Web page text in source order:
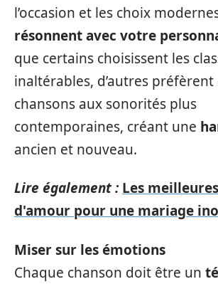
l’occasion et les choix
résonnent avec votre
que certains choisissent les
inaltérables, d’autres préfèrent
chansons aux sonorités plus
contemporaines, créant une
ancien et nouveau.
Lire également : Les
d'amour pour une mariage
Miser sur les émotions
Chaque chanson doit être un